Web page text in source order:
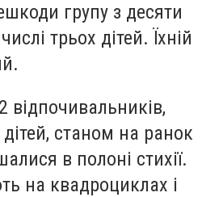
групу з десяти
трьох дітей. Їхній
станом на ранок
в полоні стихії.
на квадроциклах і